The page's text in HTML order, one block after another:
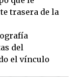
trasera de la
del
el vínculo